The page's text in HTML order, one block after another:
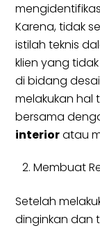
Karena, tidak
istilah teknis
klien yang
di bidang
melakukan hal
bersama
interioratau
Membuat
Setelah
dinginkan dan